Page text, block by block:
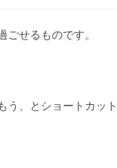
せるものです。
う、とショートカット